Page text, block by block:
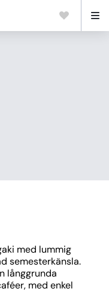
med lummig
semesterkänsla.
långgrunda
med enkel